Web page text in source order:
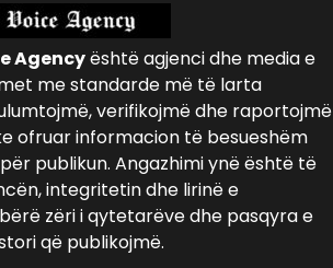
Agencyështë agjenci dhe media e
me standarde më të larta
verifikojmë dhe raportojmë
ofruar informacion të besueshëm
publikun. Angazhimi ynë është të
integritetin dhe lirinë e
zëri i qytetarëve dhe pasqyra e
që publikojmë.